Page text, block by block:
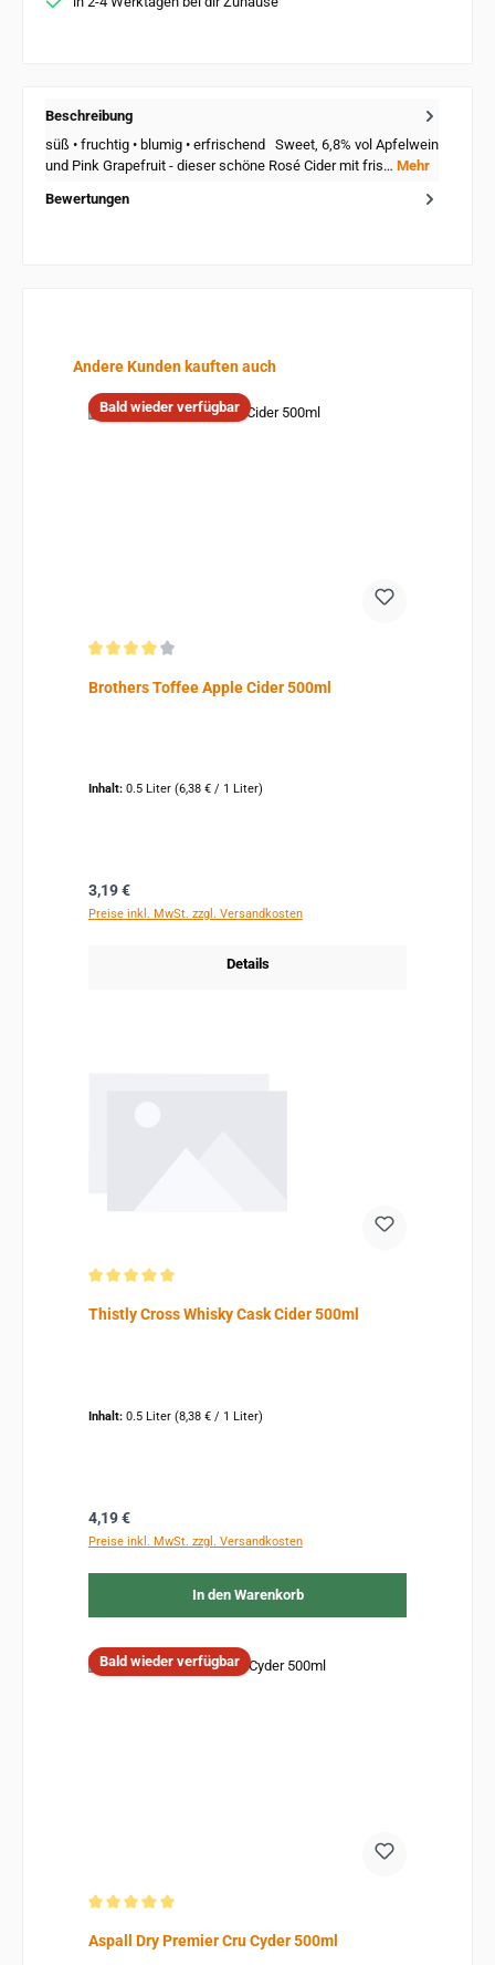
Beschreibung
süß • fruchtig • blumig • erfrischend Sweet, 6,8% vol Apfelwein
und Pink Grapefruit - dieser schöne Rosé Cider mit fris… Mehr
Bewertungen
Produktgalerie überspringen
Andere Kunden kauften auch
Bald wieder verfügbar
Brothers Toffee Apple Cider 500ml
Inhalt: 0.5 Liter (6,38 € / 1 Liter)
Regulärer Preis:
3,19 €
Preise inkl. MwSt. zzgl. Versandkosten
Details
Thistly Cross Whisky Cask Cider 500ml
Inhalt: 0.5 Liter (8,38 € / 1 Liter)
Regulärer Preis:
4,19 €
Preise inkl. MwSt. zzgl. Versandkosten
In den Warenkorb
Bald wieder verfügbar
Aspall Dry Premier Cru Cyder 500ml